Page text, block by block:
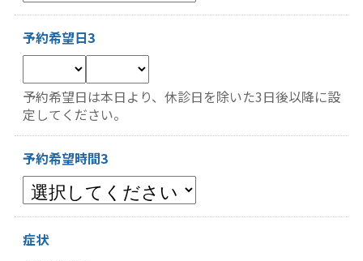
予約希望日3
予約希望日は本日より、休診日を除いた3日後以降に設
定してください。
予約希望時間3
症状